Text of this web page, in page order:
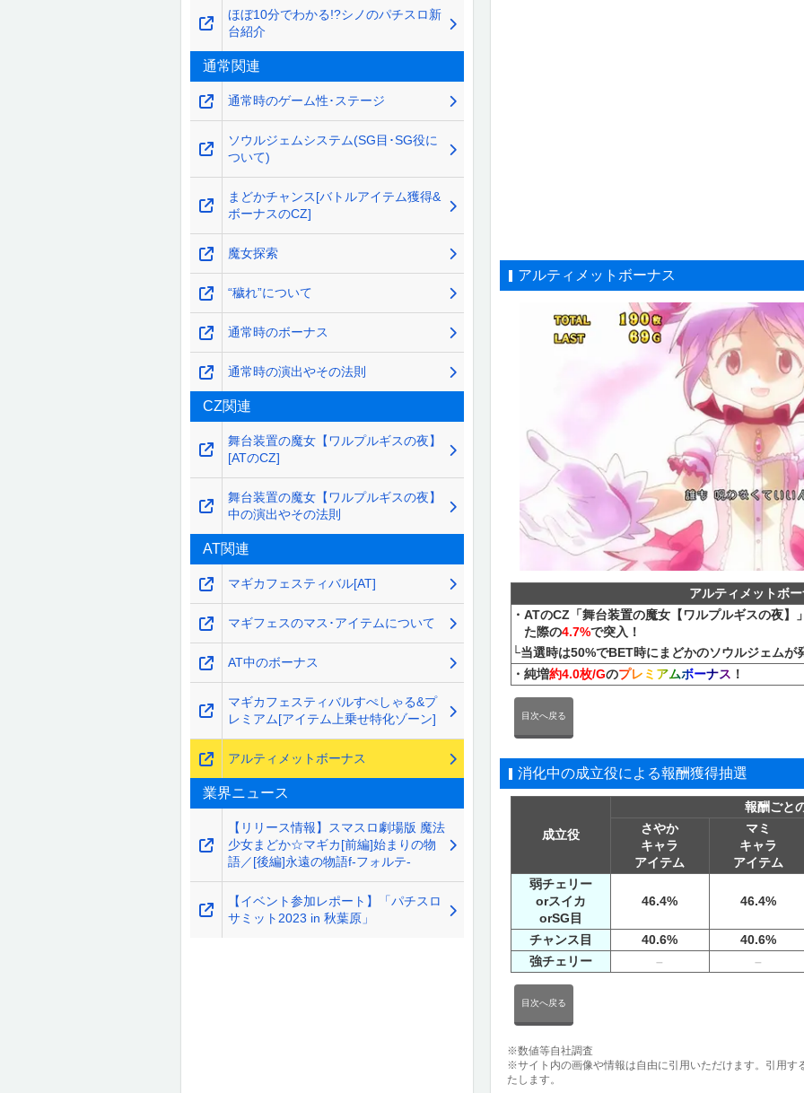
アルティメットボーナス
アルティメットボ
・ATのCZ「舞台装置の魔女【ワルプルギスの夜】
た際の4.7%で突入！
└当選時は50%でBET時にまどかのソウルジェムが
・純増約4.0枚/Gのプレミアムボーナス ！
目次へ戻る
消化中の成立役による報酬獲得抽選
成立役
報酬ごと
さやか
キャラ
アイテム
マミ
キャラ
アイテム
弱チェリー
orスイカ
orSG目
46.4% 46.4%
チャンス目 40.6%
40.6%
強チェリー
– –
目次へ戻る
※数値等自社調査
※サイト内の画像や情報は自由に引用いただけます。引用す
たします。
ほぼ10分でわかる!?シノのパチスロ新
台紹介
通常関連
通常時のゲーム性･ステージ
ソウルジェムシステム(SG目･SG役に
ついて)
まどかチャンス[バトルアイテム獲得&
ボーナスのCZ]
魔女探索
“穢れ”について
通常時のボーナス
通常時の演出やその法則
CZ関連
舞台装置の魔女【ワルプルギスの夜】
[ATのCZ]
舞台装置の魔女【ワルプルギスの夜】
中の演出やその法則
AT関連
マギカフェスティバル[AT]
マギフェスのマス･アイテムについて
AT中のボーナス
マギカフェスティバルすぺしゃる&プ
レミアム[アイテム上乗せ特化ゾーン]
アルティメットボーナス
業界ニュース
【リリース情報】スマスロ劇場版 魔法
少女まどか☆マギカ[前編]始まりの物
語／[後編]永遠の物語f-フォルテ-
【イベント参加レポート】「パチスロ
サミット2023 in 秋葉原」